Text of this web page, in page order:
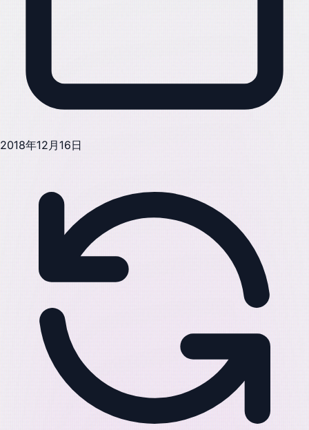
2018年12月16日